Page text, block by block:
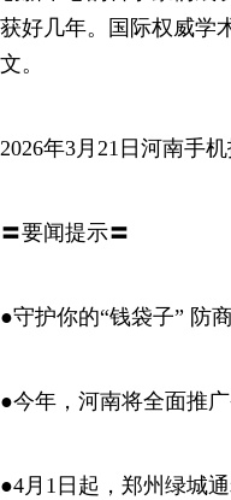
获好几年。国际权威学
文。
2026年3月21日河南手
〓要闻提示〓
●守护你的“钱袋子” 防
●今年，河南将全面推
●4月1日起，郑州绿城